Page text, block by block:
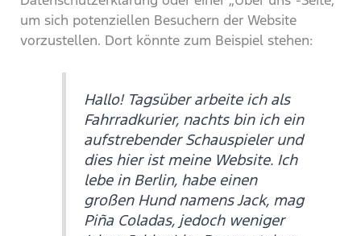
um sich potenziellen Besuchern der Website
vorzustellen. Dort könnte zum Beispiel stehen:
Hallo! Tagsüber arbeite ich als
Fahrradkurier, nachts bin ich ein
aufstrebender Schauspieler und
dies hier ist meine Website. Ich
lebe in Berlin, habe einen
großen Hund namens Jack, mag
Piña Coladas, jedoch weniger